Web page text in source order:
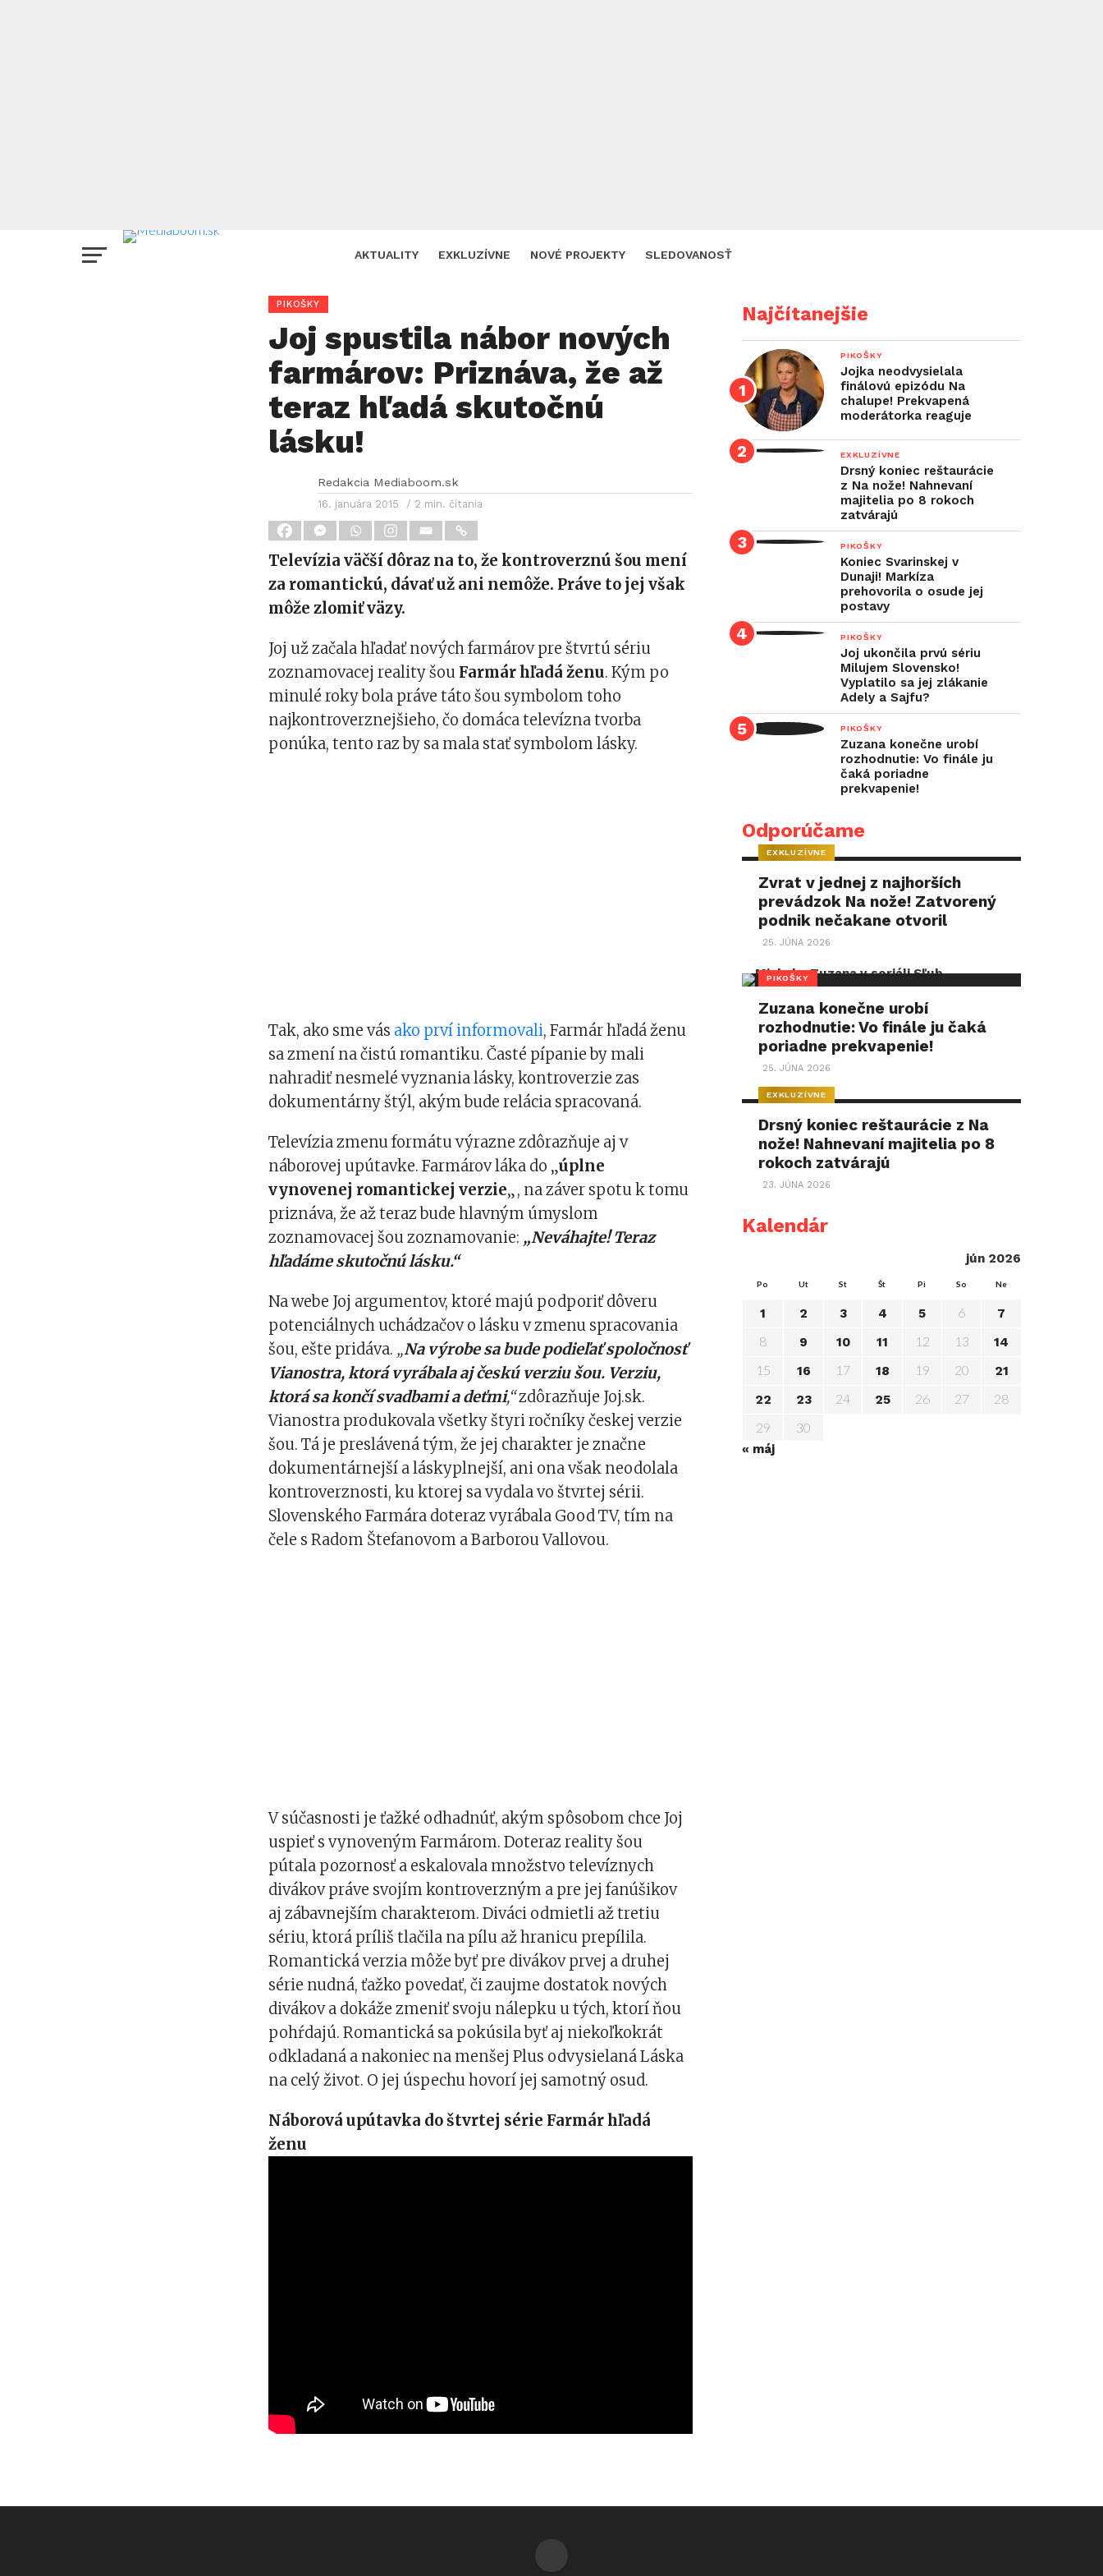
AKTUALITY EXKLUZÍVNE NOVÉ PROJEKTY SLEDOVANOSŤ
PIKOŠKY
Joj spustila nábor nových
farmárov: Priznáva, že až
teraz hľadá skutočnú
lásku!
Redakcia Mediaboom.sk
16. januára 2015 / 2 min. čítania
Televízia väčší dôraz na to, že kontroverznú šou mení
za romantickú, dávať už ani nemôže. Práve to jej však
môže zlomiť väzy.
Joj už začala hľadať nových farmárov pre štvrtú sériu
zoznamovacej reality šou Farmár hľadá ženu. Kým po
minulé roky bola práve táto šou symbolom toho
najkontroverznejšieho, čo domáca televízna tvorba
ponúka, tento raz by sa mala stať symbolom lásky.
Tak, ako sme vás ako prví informovali, Farmár hľadá ženu
sa zmení na čistú romantiku. Časté pípanie by mali
nahradiť nesmelé vyznania lásky, kontroverzie zas
dokumentárny štýl, akým bude relácia spracovaná.
Televízia zmenu formátu výrazne zdôrazňuje aj v
náborovej upútavke. Farmárov láka do „úplne
vynovenej romantickej verzie„, na záver spotu k tomu
priznáva, že až teraz bude hlavným úmyslom
zoznamovacej šou zoznamovanie: „Neváhajte! Teraz
hľadáme skutočnú lásku.“
Na webe Joj argumentov, ktoré majú podporiť dôveru
potenciálnych uchádzačov o lásku v zmenu spracovania
šou, ešte pridáva. „Na výrobe sa bude podieľať spoločnosť
Vianostra, ktorá vyrábala aj českú verziu šou. Verziu,
ktorá sa končí svadbami a deťmi,“zdôrazňuje Joj.sk.
Vianostra produkovala všetky štyri ročníky českej verzie
šou. Tá je preslávená tým, že jej charakter je značne
dokumentárnejší a láskyplnejší, ani ona však neodolala
kontroverznosti, ku ktorej sa vydala vo štvrtej sérii.
Slovenského Farmára doteraz vyrábala Good TV, tím na
čele s Radom Štefanovom a Barborou Vallovou.
V súčasnosti je ťažké odhadnúť, akým spôsobom chce Joj
uspieť s vynoveným Farmárom. Doteraz reality šou
pútala pozornosť a eskalovala množstvo televíznych
divákov práve svojím kontroverzným a pre jej fanúšikov
aj zábavnejším charakterom. Diváci odmietli až tretiu
sériu, ktorá príliš tlačila na pílu až hranicu prepílila.
Romantická verzia môže byť pre divákov prvej a druhej
série nudná, ťažko povedať, či zaujme dostatok nových
divákov a dokáže zmeniť svoju nálepku u tých, ktorí ňou
pohŕdajú. Romantická sa pokúsila byť aj niekoľkokrát
odkladaná a nakoniec na menšej Plus odvysielaná Láska
na celý život. O jej úspechu hovorí jej samotný osud.
Náborová upútavka do štvrtej série Farmár hľadá
ženu
Najčítanejšie
PIKOŠKY
Jojka neodvysielala
finálovú epizódu Na
chalupe! Prekvapená
moderátorka reaguje
EXKLUZÍVNE
Drsný koniec reštaurácie
z Na nože! Nahnevaní
majitelia po 8 rokoch
zatvárajú
PIKOŠKY
Koniec Svarinskej v
Dunaji! Markíza
prehovorila o osude jej
postavy
PIKOŠKY
Joj ukončila prvú sériu
Milujem Slovensko!
Vyplatilo sa jej zlákanie
Adely a Sajfu?
PIKOŠKY
Zuzana konečne urobí
rozhodnutie: Vo finále ju
čaká poriadne
prekvapenie!
Odporúčame
EXKLUZÍVNE
Zvrat v jednej z najhorších
prevádzok Na nože! Zatvorený
podnik nečakane otvoril
25. JÚNA 2026
PIKOŠKY
Zuzana konečne urobí
rozhodnutie: Vo finále ju čaká
poriadne prekvapenie!
25. JÚNA 2026
EXKLUZÍVNE
Drsný koniec reštaurácie z Na
nože! Nahnevaní majitelia po 8
rokoch zatvárajú
23. JÚNA 2026
Kalendár
jún 2026
Po Ut St Št Pi So Ne
1 2 3 4 5 6 7
8 9 10 11 12 13 14
15 16 17 18 19 20
21
22
23 24 25 26 27
28
29
30
« máj